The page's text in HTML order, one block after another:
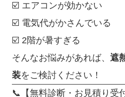
☑️ エアコンが効かない
☑️ 電気代がかさんでいる
☑️ 2階が暑すぎる
そんなお悩みがあれば、 遮
装をご検討ください！
📞【無料診断・お見積り受